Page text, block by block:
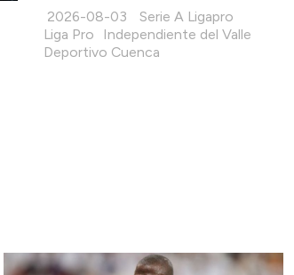
2026-08-03
Serie A Ligapro
Liga Pro
Independiente del Valle
Deportivo Cuenca